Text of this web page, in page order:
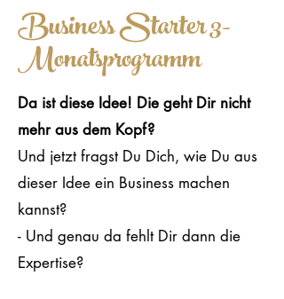
Business Starter 3-
Monatsprogramm
Da ist diese Idee! Die geht Dir nicht
mehr aus dem Kopf?
Und jetzt fragst Du Dich, wie Du aus
dieser Idee ein Business machen
kannst?
- Und genau da fehlt Dir dann die
Expertise?